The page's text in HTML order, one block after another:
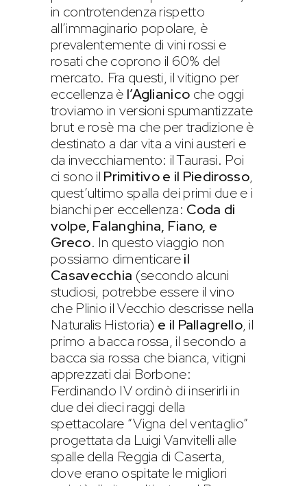
in controtendenza rispetto
all’immaginario popolare, è
prevalentemente di vini rossi e
rosati che coprono il 60% del
mercato. Fra questi, il vitigno per
eccellenza è l’Aglianico che oggi
troviamo in versioni spumantizzate
brut e rosè ma che per tradizione è
destinato a dar vita a vini austeri e
da invecchiamento: il Taurasi. Poi
ci sono il Primitivo e il Piedirosso,
quest’ultimo spalla dei primi due e i
bianchi per eccellenza: Coda di
volpe, Falanghina, Fiano, e
Greco. In questo viaggio non
possiamo dimenticareil
Casavecchia (secondo alcuni
studiosi, potrebbe essere il vino
che Plinio il Vecchio descrisse nella
Naturalis Historia) e il Pallagrello, il
primo a bacca rossa, il secondo a
bacca sia rossa che bianca, vitigni
apprezzati dai Borbone:
Ferdinando IV ordinò di inserirli in
due dei dieci raggi della
spettacolare “Vigna del ventaglio”
progettata da Luigi Vanvitelli alle
spalle della Reggia di Caserta,
dove erano ospitate le migliori